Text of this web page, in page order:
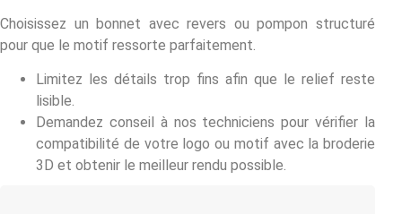
Choisissez un bonnet avec revers ou pompon structuré
pour que le motif ressorte parfaitement.
Limitez les détails trop fins afin que le relief reste
lisible.
Demandez conseil à nos techniciens pour vérifier la
compatibilité de votre logo ou motif avec la broderie
3D et obtenir le meilleur rendu possible.